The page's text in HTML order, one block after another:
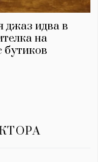
джаз идва в
на